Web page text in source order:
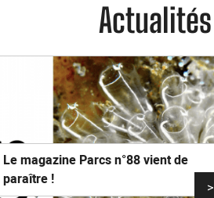
Actualités
Le magazine Parcs n°88 vient de
paraître !
>